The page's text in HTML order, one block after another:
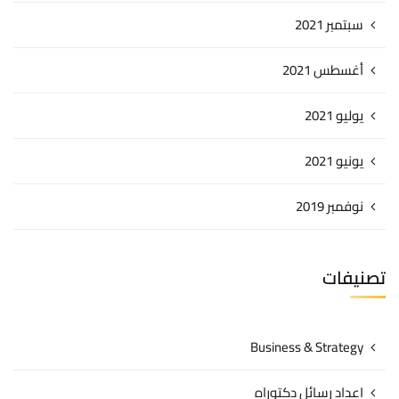
سبتمبر 2021
أغسطس 2021
يوليو 2021
يونيو 2021
نوفمبر 2019
تصنيفات
Business & Strategy
اعداد رسائل دكتوراه